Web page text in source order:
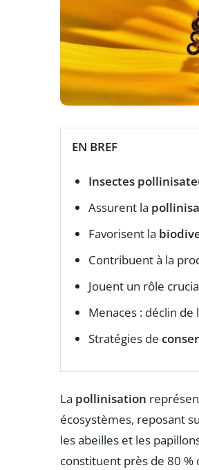
EN BREF
Insectes
Assurent la
Favorisent la
Contribuent à la
Jouent un rôle
Menaces : déclin
Stratégies de
La pollinisation
écosystèmes, reposant
les abeilles et les
constituent près de 80 %